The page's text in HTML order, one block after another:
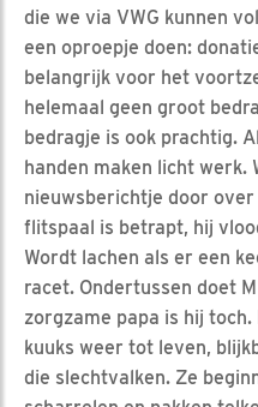
die we via VWG kunnen
een oproepje doen:
belangrijk voor het
helemaal geen groot
bedragje is ook prachtig.
handen maken licht werk.
nieuwsberichtje door
flitspaal is betrapt, hij
Wordt lachen als er een
racet. Ondertussen doet
zorgzame papa is hij
kuuks weer tot leven,
die slechtvalken. Ze